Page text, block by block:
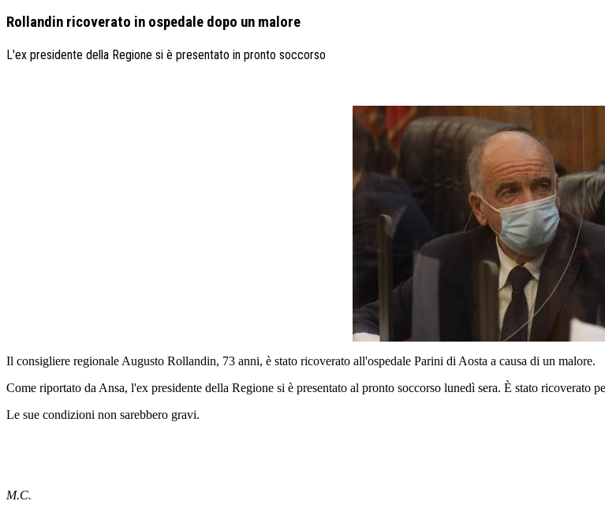
Rollandin ricoverato in ospedale dopo un malore
L'ex presidente della Regione si è presentato in pronto soccorso
Il consigliere regionale Augusto Rollandin, 73 anni, è stato ricoverato all'ospedale Parini di Aosta a causa di un malore.
Come riportato da Ansa, l'ex presidente della Regione si è presentato al pronto soccorso lunedì sera. È stato ricoverato
Le sue condizioni non sarebbero gravi.
M.C.